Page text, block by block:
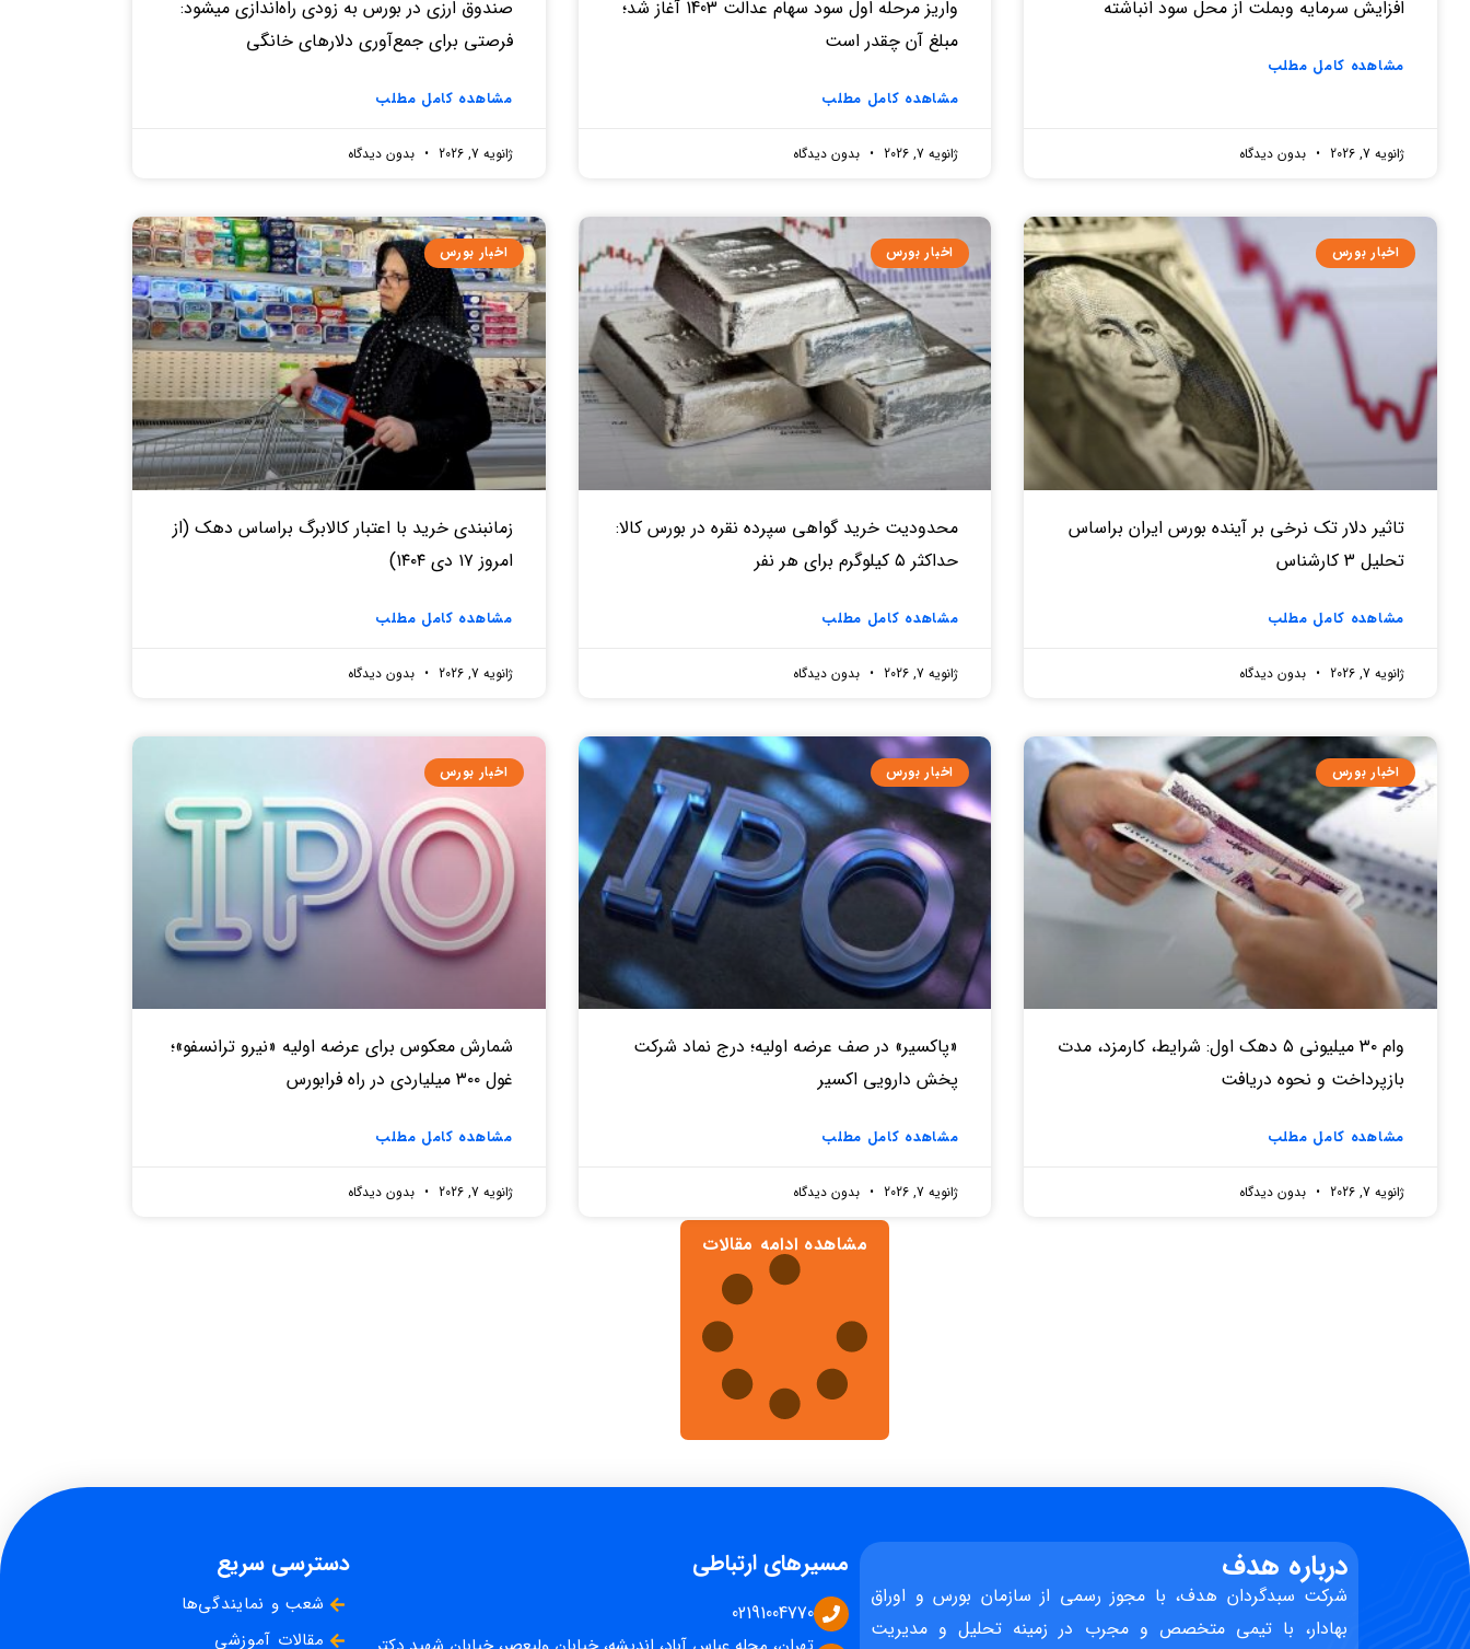
افزایش سرمایه وبملت از محل سود انباشته
مشاهده کامل مطلب
ژانویه 7, 2026 بدون دیدگاه
واریز مرحله اول سود سهام عدالت 1403 آغاز شد؛
مبلغ آن چقدر است
مشاهده کامل مطلب
ژانویه 7, 2026 بدون دیدگاه
صندوق‌ ارزی در بورس به زودی راه‌اندازی میشود:
فرصتی برای جمع‌آوری دلارهای خانگی
مشاهده کامل مطلب
ژانویه 7, 2026 بدون دیدگاه
اخبار بورس
تاثیر دلار تک نرخی بر آینده بورس ایران براساس
تحلیل 3 کارشناس
مشاهده کامل مطلب
ژانویه 7, 2026 بدون دیدگاه
اخبار بورس
محدودیت خرید گواهی سپرده نقره در بورس کالا:
حداکثر ۵ کیلوگرم برای هر نفر
مشاهده کامل مطلب
ژانویه 7, 2026 بدون دیدگاه
اخبار بورس
زمانبندی خرید با اعتبار کالابرگ براساس دهک (از
امروز ۱۷ دی ۱۴۰۴)
مشاهده کامل مطلب
ژانویه 7, 2026 بدون دیدگاه
اخبار بورس
وام ۳۰ میلیونی ۵ دهک اول: شرایط، کارمزد، مدت
بازپرداخت و نحوه دریافت
مشاهده کامل مطلب
ژانویه 7, 2026 بدون دیدگاه
اخبار بورس
«پاکسیر» در صف عرضه اولیه؛ درج نماد شرکت
پخش دارویی اکسیر
مشاهده کامل مطلب
ژانویه 7, 2026 بدون دیدگاه
اخبار بورس
شمارش معکوس برای عرضه اولیه «نیرو ترانسفو»؛
غول ۳۰۰ میلیاردی در راه فرابورس
مشاهده کامل مطلب
ژانویه 7, 2026 بدون دیدگاه
مشاهده ادامه مقالات
درباره هدف
شرکت سبدگردان هدف، با مجوز رسمی از سازمان بورس و اوراق
بهادار، با تیمی متخصص و مجرب در زمینه تحلیل و مدیریت
مسیرهای ارتباطی
02191004770
دسترسی سریع
شعب و نمایندگی‌ها
مقالات آموزشی